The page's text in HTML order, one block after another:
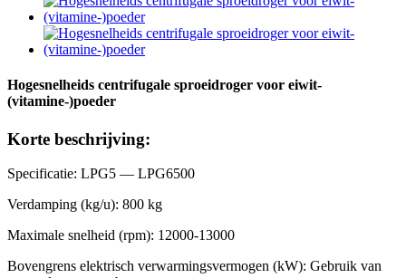
Hogesnelheids centrifugale sproeidroger voor eiwit-
(vitamine-)poeder
Korte beschrijving:
Specificatie: LPG5 — LPG6500
Verdamping (kg/u): 800 kg
Maximale snelheid (rpm): 12000-13000
Bovengrens elektrisch verwarmingsvermogen (kW): Gebruik van